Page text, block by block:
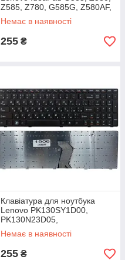
Z585, Z780, G585G, Z580AF,
G585GL, Z585A
Немає в наявності
255 ₴
Клавіатура для ноутбука
Lenovo PK130SY1D00,
PK130N23D05,
9Z.N8RSC.30R,
9Z.N5SSC.P0R,
AELZ3700010, AELZ3700110
Немає в наявності
255 ₴